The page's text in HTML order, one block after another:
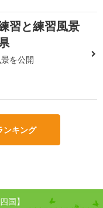
習と練習風景
を公開
ンキング
国】